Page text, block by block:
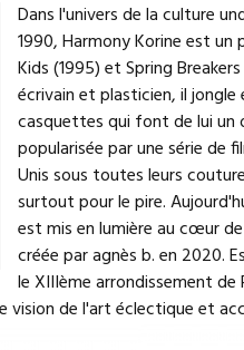
Dans l'univers de la culture
1990, Harmony Korine est un
Kids (1995) et Spring
écrivain et plasticien, il jongle
casquettes qui font de lui un
popularisée par une série de
Unis sous toutes leurs
surtout pour le pire.
est mis en lumière au cœur
créée par agnès b. en 2020.
le XIIIème arrondissement
vision de l'art éclectique et